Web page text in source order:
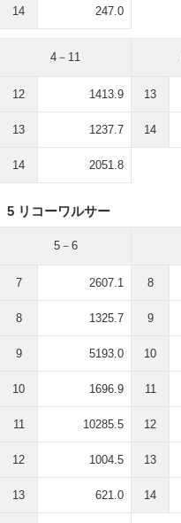
14 247.0
4－11
12 1413.9
13 1237.7
14 2051.8
13
14
5 リコーワルサー
5－6
7 2607.1
8 1325.7
9 5193.0
10 1696.9
11 10285.5
12 1004.5
13 621.0
8
9
10
11
12
13
14